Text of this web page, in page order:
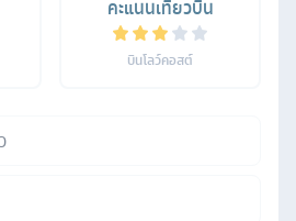
คะแนนเที่ยวบิน
บินโลว์คอสต์